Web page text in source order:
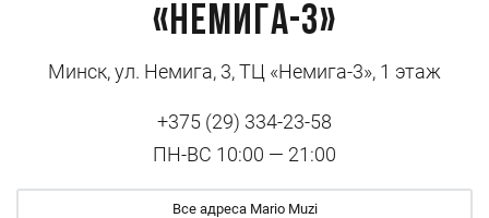
«Немига-3»
Минск, ул. Немига, 3, ТЦ «Немига-3», 1 этаж
+375 (29) 334-23-58
ПН-ВС 10:00 — 21:00
Все адреса Mario Muzi